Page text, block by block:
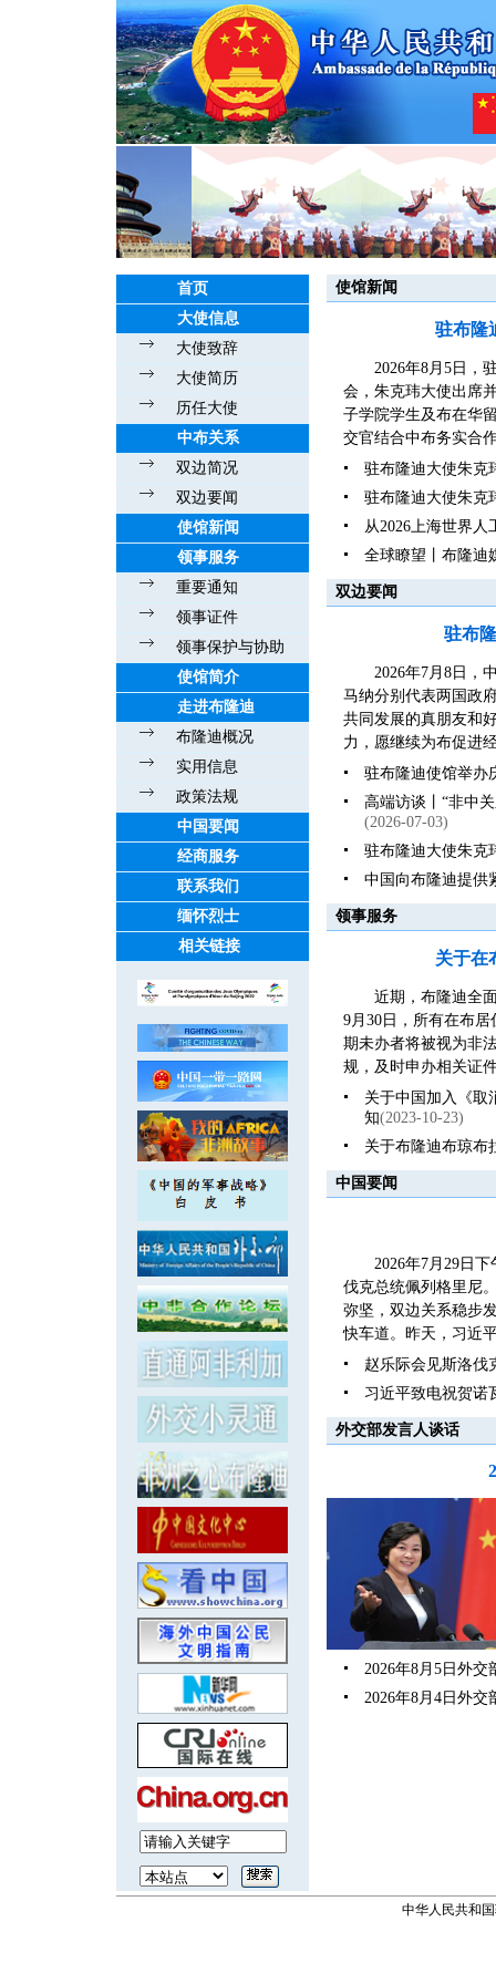
首页
大使信息
大使致辞
大使简历
历任大使
中布关系
双边简况
双边要闻
使馆新闻
领事服务
重要通知
领事证件
领事保护与协助
使馆简介
走进布隆迪
布隆迪概况
实用信息
政策法规
中国要闻
经商服务
联系我们
缅怀烈士
相关链接
使馆新闻
驻布隆
2026年8月5日，
会，朱克玮大使出席
子学院学生及布在华
交官结合中布务实合
驻布隆迪大使朱克
驻布隆迪大使朱克
从2026上海世界
全球瞭望丨布隆迪
双边要闻
驻布
2026年7月8日，
马纳分别代表两国政
共同发展的真朋友和
力，愿继续为布促进
驻布隆迪使馆举办
高端访谈丨“非中
(2026-07-03)
驻布隆迪大使朱克
中国向布隆迪提供
领事服务
关于在
近期，布隆迪全
9月30日，所有在布
期未办者将被视为非
规，及时申办相关证
关于中国加入《取
知(2023-10-23)
关于布隆迪布琼布
中国要闻
2026年7月29日
伐克总统佩列格里尼
弥坚，双边关系稳步
快车道。昨天，习近
赵乐际会见斯洛伐
习近平致电祝贺诺
外交部发言人谈话
2026年8月5日外
2026年8月4日外
中华人民共和